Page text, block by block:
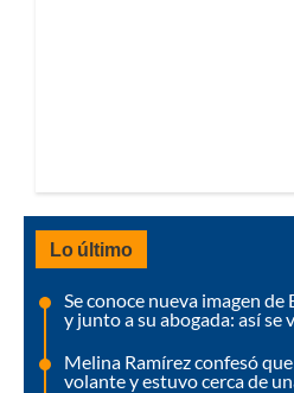
Lo último
Se conoce nueva imagen de
y junto a su abogada: así se
Melina Ramírez confesó
volante y estuvo cerca de